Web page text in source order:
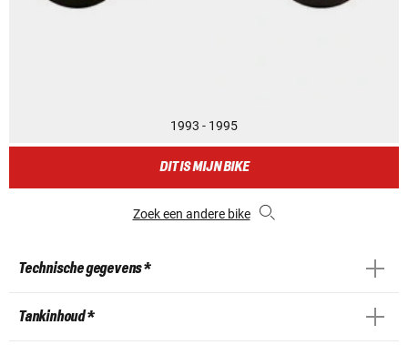
1993 - 1995
DIT IS MIJN BIKE
Zoek een andere bike
Technische gegevens *
Tankinhoud *